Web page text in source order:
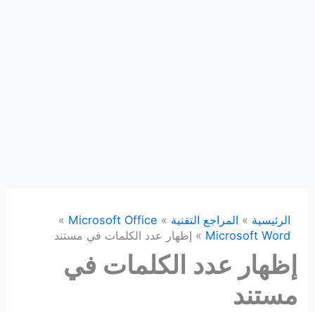
الرئيسية المراجع التقنية
Microsoft Office
Microsoft Word
إظهار عدد الكلمات في مستند
إظهار عدد الكلمات في
مستند